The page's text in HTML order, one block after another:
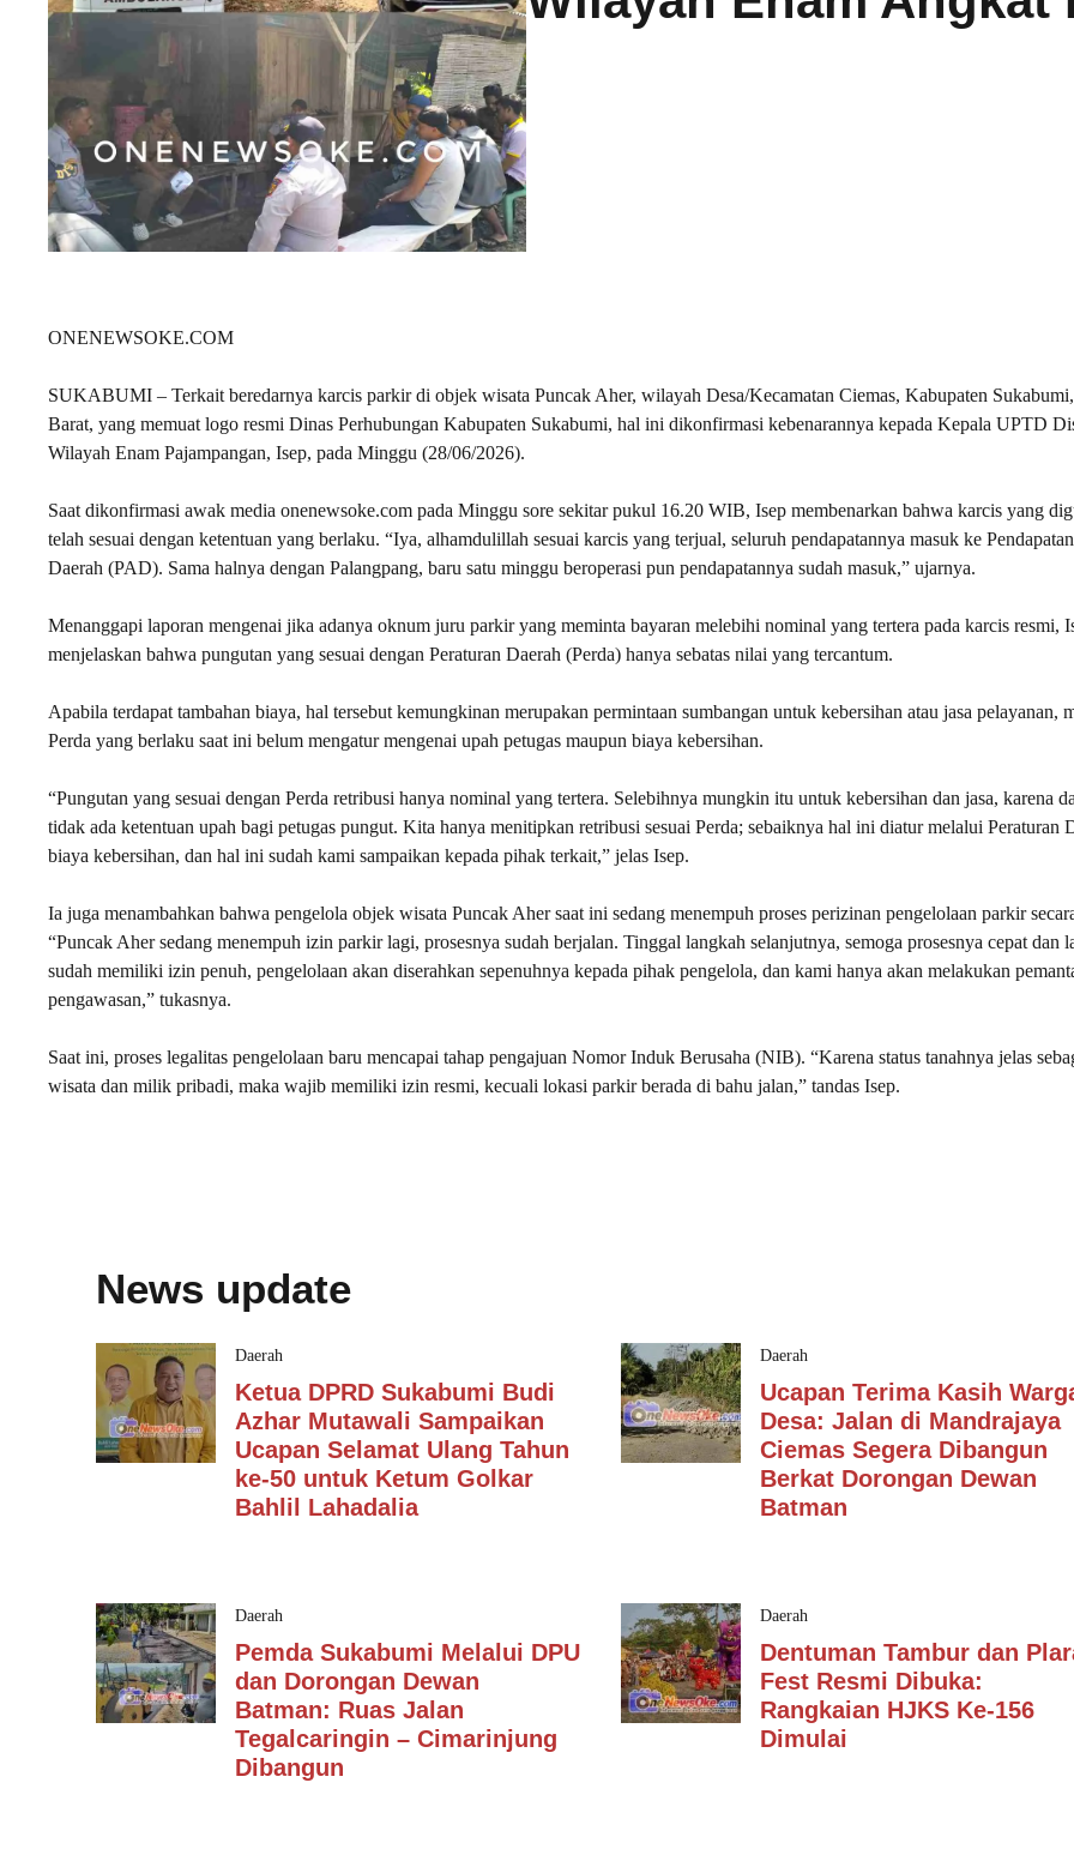
ONENEWSOKE.COM
SUKABUMI – Terkait beredarnya karcis parkir di objek wisata Puncak Aher, wilayah Desa/Kecamatan Ciemas, Kabupaten
Barat, yang memuat logo resmi Dinas Perhubungan Kabupaten Sukabumi, hal ini dikonfirmasi kebenarannya kepada Kepala UPTD
Wilayah Enam Pajampangan, Isep, pada Minggu (28/06/2026).
Saat dikonfirmasi awak media onenewsoke.com pada Minggu sore sekitar pukul 16.20 WIB, Isep membenarkan bahwa karcis yang
telah sesuai dengan ketentuan yang berlaku. “Iya, alhamdulillah sesuai karcis yang terjual, seluruh pendapatannya masuk ke
Daerah (PAD). Sama halnya dengan Palangpang, baru satu minggu beroperasi pun pendapatannya sudah masuk,” ujarnya.
Menanggapi laporan mengenai jika adanya oknum juru parkir yang meminta bayaran melebihi nominal yang tertera pada karcis resmi,
menjelaskan bahwa pungutan yang sesuai dengan Peraturan Daerah (Perda) hanya sebatas nilai yang tercantum.
Apabila terdapat tambahan biaya, hal tersebut kemungkinan merupakan permintaan sumbangan untuk kebersihan atau jasa pelayanan,
Perda yang berlaku saat ini belum mengatur mengenai upah petugas maupun biaya kebersihan.
“Pungutan yang sesuai dengan Perda retribusi hanya nominal yang tertera. Selebihnya mungkin itu untuk kebersihan dan jasa, karena
tidak ada ketentuan upah bagi petugas pungut. Kita hanya menitipkan retribusi sesuai Perda; sebaiknya hal ini diatur melalui Peraturan
biaya kebersihan, dan hal ini sudah kami sampaikan kepada pihak terkait,” jelas Isep.
Ia juga menambahkan bahwa pengelola objek wisata Puncak Aher saat ini sedang menempuh proses perizinan pengelolaan parkir
“Puncak Aher sedang menempuh izin parkir lagi, prosesnya sudah berjalan. Tinggal langkah selanjutnya, semoga prosesnya cepat dan
sudah memiliki izin penuh, pengelolaan akan diserahkan sepenuhnya kepada pihak pengelola, dan kami hanya akan melakukan
pengawasan,” tukasnya.
Saat ini, proses legalitas pengelolaan baru mencapai tahap pengajuan Nomor Induk Berusaha (NIB). “Karena status tanahnya jelas
wisata dan milik pribadi, maka wajib memiliki izin resmi, kecuali lokasi parkir berada di bahu jalan,” tandas Isep.
News update
Daerah
Ketua DPRD Sukabumi Budi
Azhar Mutawali Sampaikan
Ucapan Selamat Ulang Tahun
ke-50 untuk Ketum Golkar
Bahlil Lahadalia
Daerah
Ucapan Terima Kasih
Desa: Jalan di Mandrajaya
Ciemas Segera Dibangun
Berkat Dorongan Dewan
Batman
Daerah
Pemda Sukabumi Melalui DPU
dan Dorongan Dewan
Batman: Ruas Jalan
Tegalcaringin – Cimarinjung
Dibangun
Daerah
Dentuman Tambur dan
Fest Resmi Dibuka:
Rangkaian HJKS Ke-156
Dimulai